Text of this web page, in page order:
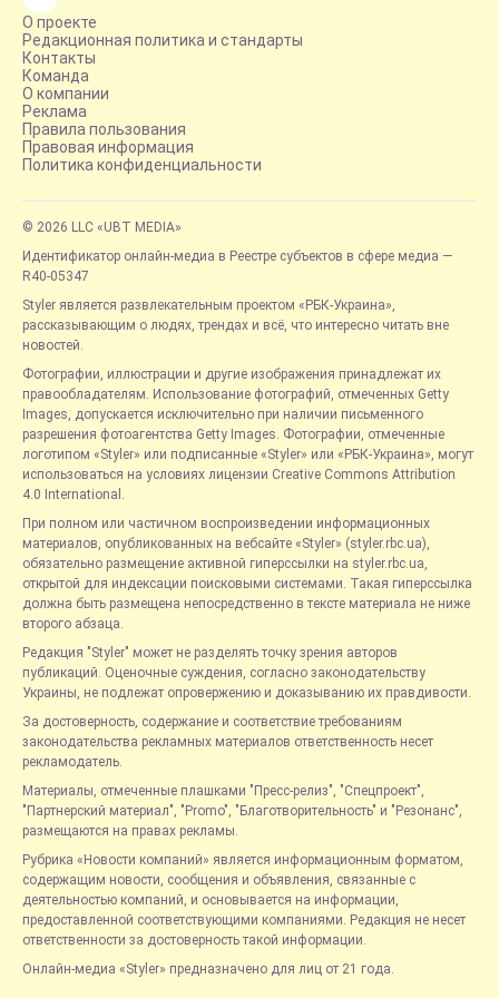
О проекте
Редакционная политика и стандарты
Контакты
Команда
О компании
Реклама
Правила пользования
Правовая информация
Политика конфиденциальности
© 2026 LLC «UBT MEDIA»
Идентификатор онлайн-медиа в Реестре субъектов в сфере медиа —
R40-05347
Styler является развлекательным проектом «РБК-Украина»,
рассказывающим о людях, трендах и всё, что интересно читать вне
новостей.
Фотографии, иллюстрации и другие изображения принадлежат их
правообладателям. Использование фотографий, отмеченных Getty
Images, допускается исключительно при наличии письменного
разрешения фотоагентства Getty Images. Фотографии, отмеченные
логотипом «Styler» или подписанные «Styler» или «РБК-Украина», могут
использоваться на условиях лицензии Creative Commons Attribution
4.0 International.
При полном или частичном воспроизведении информационных
материалов, опубликованных на вебсайте «Styler» (styler.rbc.ua),
обязательно размещение активной гиперссылки на styler.rbc.ua,
открытой для индексации поисковыми системами. Такая гиперссылка
должна быть размещена непосредственно в тексте материала не ниже
второго абзаца.
Редакция "Styler" может не разделять точку зрения авторов
публикаций. Оценочные суждения, согласно законодательству
Украины, не подлежат опровержению и доказыванию их правдивости.
За достоверность, содержание и соответствие требованиям
законодательства рекламных материалов ответственность несет
рекламодатель.
Материалы, отмеченные плашками "Пресс-релиз", "Спецпроект",
"Партнерский материал", "Promo", "Благотворительность" и "Резонанс",
размещаются на правах рекламы.
Рубрика «Новости компаний» является информационным форматом,
содержащим новости, сообщения и объявления, связанные с
деятельностью компаний, и основывается на информации,
предоставленной соответствующими компаниями. Редакция не несет
ответственности за достоверность такой информации.
Онлайн-медиа «Styler» предназначено для лиц от 21 года.